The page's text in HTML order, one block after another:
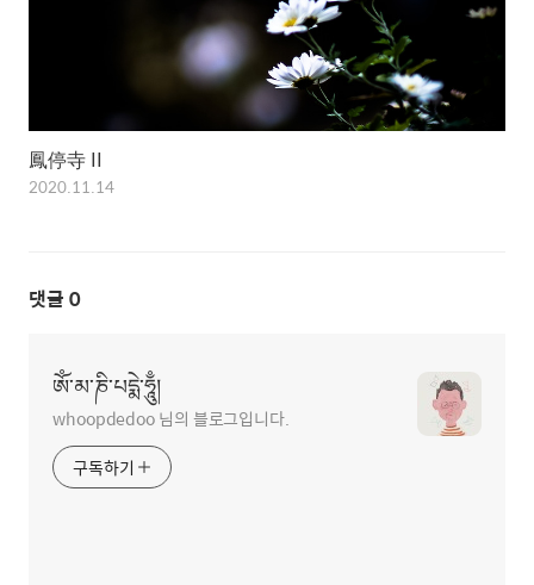
鳳停寺 II
2020.11.14
댓글 0
ཨོཾ་མ་ཎི་པདྨེ་ཧཱུྃ།
whoopdedoo 님의 블로그입니다.
구독하기